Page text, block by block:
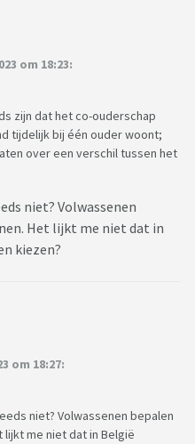
om 18:23:
zijn dat het co-ouderschap
tijdelijk bij één ouder woont;
over een verschil tussen het
niet? Volwassenen
Het lijkt me niet dat in
kiezen?
om 18:27:
niet? Volwassenen bepalen
lijkt me niet dat in België